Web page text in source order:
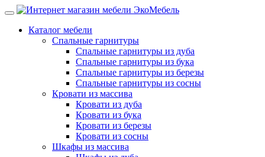
Каталог мебели
Спальные гарнитуры
Спальные гарнитуры из дуба
Спальные гарнитуры из бука
Спальные гарнитуры из березы
Спальные гарнитуры из сосны
Кровати из массива
Кровати из дуба
Кровати из бука
Кровати из березы
Кровати из сосны
Шкафы из массива